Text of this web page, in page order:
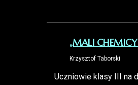
„MALI
Krzysztof Taborski
Uczniowie klasy III na